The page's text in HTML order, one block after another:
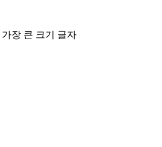
가장 큰 크기 글자